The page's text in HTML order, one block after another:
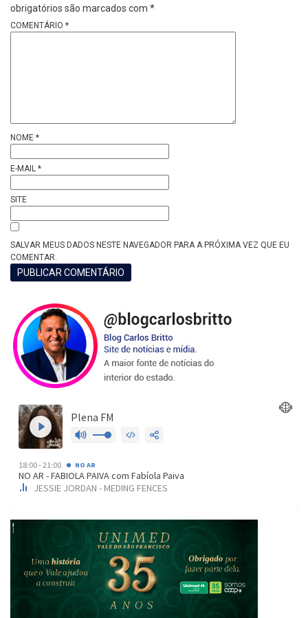
obrigatórios são marcados com *
COMENTÁRIO *
NOME *
E-MAIL *
SITE
SALVAR MEUS DADOS NESTE NAVEGADOR PARA A PRÓXIMA VEZ QUE EU
COMENTAR.